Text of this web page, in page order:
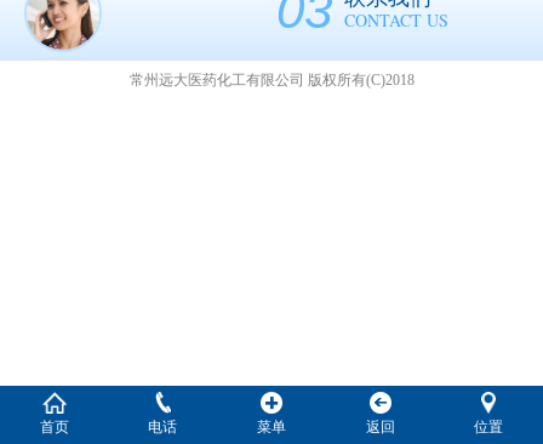
CONTACT US
常州远大医药化工有限公司 版权所有(C)2018
首页 电话 菜单 返回 位置